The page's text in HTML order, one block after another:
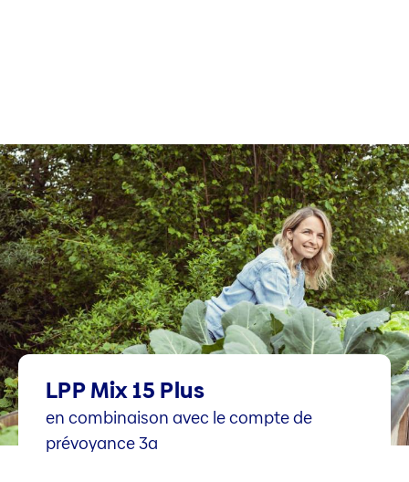
LPP Mix 15 Plus
en combinaison avec le compte de
prévoyance 3a